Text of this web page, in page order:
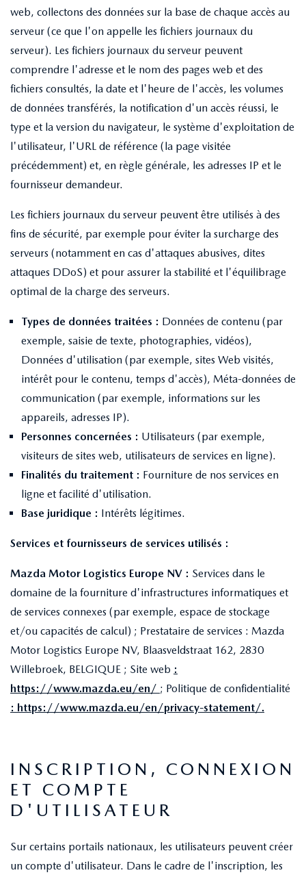
web, collectons des données sur la base de chaque accès au
serveur (ce que l'on appelle les fichiers journaux du
serveur). Les fichiers journaux du serveur peuvent
comprendre l'adresse et le nom des pages web et des
fichiers consultés, la date et l'heure de l'accès, les volumes
de données transférés, la notification d'un accès réussi, le
type et la version du navigateur, le système d'exploitation de
l'utilisateur, l'URL de référence (la page visitée
précédemment) et, en règle générale, les adresses IP et le
fournisseur demandeur.
Les fichiers journaux du serveur peuvent être utilisés à des
fins de sécurité, par exemple pour éviter la surcharge des
serveurs (notamment en cas d'attaques abusives, dites
attaques DDoS) et pour assurer la stabilité et l'équilibrage
optimal de la charge des serveurs.
Types de données traitées : Données de contenu (par
exemple, saisie de texte, photographies, vidéos),
Données d'utilisation (par exemple, sites Web visités,
intérêt pour le contenu, temps d'accès), Méta-données de
communication (par exemple, informations sur les
appareils, adresses IP).
Personnes concernées : Utilisateurs (par exemple,
visiteurs de sites web, utilisateurs de services en ligne).
Finalités du traitement : Fourniture de nos services en
ligne et facilité d'utilisation.
Base juridique : Intérêts légitimes.
Services et fournisseurs de services utilisés :
Mazda Motor Logistics Europe NV : Services dans le
domaine de la fourniture d'infrastructures informatiques et
de services connexes (par exemple, espace de stockage
et/ou capacités de calcul) ; Prestataire de services : Mazda
Motor Logistics Europe NV, Blaasveldstraat 162, 2830
Willebroek, BELGIQUE ; Site web :
https://www.mazda.eu/en/ ; Politique de confidentialité
: https://www.mazda.eu/en/privacy-statement/.
INSCRIPTION, CONNEXION
ET COMPTE
D'UTILISATEUR
Sur certains portails nationaux, les utilisateurs peuvent créer
un compte d'utilisateur. Dans le cadre de l'inscription, les